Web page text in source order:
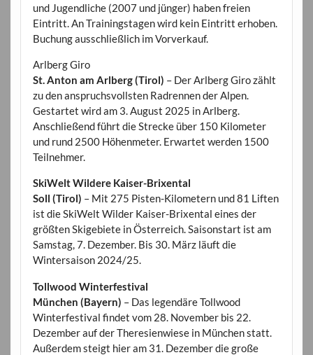
und Jugendliche (2007 und jünger) haben freien
Eintritt. An Trainingstagen wird kein Eintritt erhoben.
Buchung ausschließlich im Vorverkauf.
Arlberg Giro
St. Anton am Arlberg (Tirol) – Der Arlberg Giro zählt
zu den anspruchsvollsten Radrennen der Alpen.
Gestartet wird am 3. August 2025 in Arlberg.
Anschließend führt die Strecke über 150 Kilometer
und rund 2500 Höhenmeter. Erwartet werden 1500
Teilnehmer.
SkiWelt Wildere Kaiser-Brixental
Soll (Tirol) – Mit 275 Pisten-Kilometern und 81 Liften
ist die SkiWelt Wilder Kaiser-Brixental eines der
größten Skigebiete in Österreich. Saisonstart ist am
Samstag, 7. Dezember. Bis 30. März läuft die
Wintersaison 2024/25.
Tollwood Winterfestival
München (Bayern) – Das legendäre Tollwood
Winterfestival findet vom 28. November bis 22.
Dezember auf der Theresienwiese in München statt.
Außerdem steigt hier am 31. Dezember die große